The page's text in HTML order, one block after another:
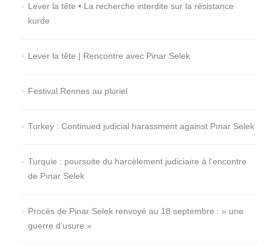
Lever la tête • La recherche interdite sur la résistance
kurde
Lever la tête | Rencontre avec Pinar Selek
Festival Rennes au pluriel
Turkey : Continued judicial harassment against Pınar Selek
Turquie : poursuite du harcèlement judiciaire à l’encontre
de Pınar Selek
Procès de Pinar Selek renvoyé au 18 septembre : « une
guerre d’usure »